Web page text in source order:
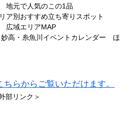
地元で人気のこの1品
別おすすめ立ち寄りスポット
広域エリアMAP
高・糸魚川イベントカレンダー ほ
らからご覧いただけます。
部リンク＞